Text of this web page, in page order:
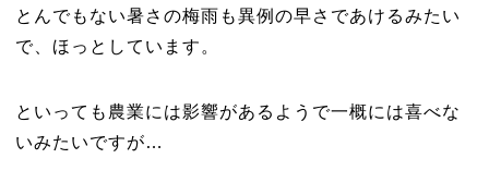
とんでもない暑さの梅雨も異例の早さであけるみたい
で、ほっとしています。
といっても農業には影響があるようで一概には喜べな
いみたいですが…